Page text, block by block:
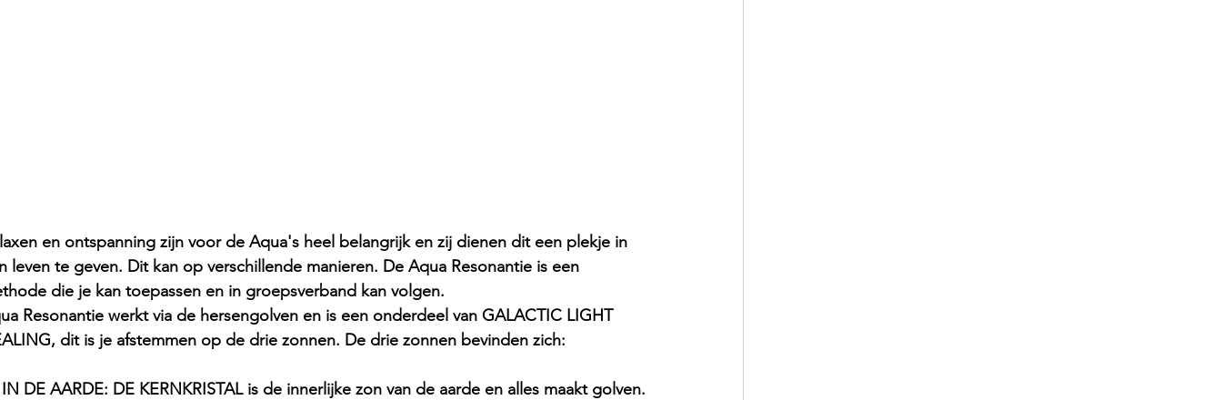
en ontspanning zijn voor de Aqua's heel belangrijk en zij dienen dit een plekje in
leven te geven. Dit kan op verschillende manieren. De Aqua Resonantie is een
die je kan toepassen en in groepsverband kan volgen.
Resonantie werkt via de hersengolven en is een onderdeel van GALACTIC LIGHT
dit is je afstemmen op de drie zonnen. De drie zonnen bevinden zich:
DE AARDE: DE KERNKRISTAL is de innerlijke zon van de aarde en alles maakt golven.